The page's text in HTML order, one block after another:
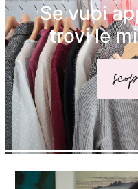
Se vuoi
trovi le